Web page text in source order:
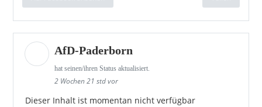
AfD-Paderborn
hat seinen/ihren Status aktualisiert.
2 Wochen 21 std vor
Dieser Inhalt ist momentan nicht verfügbar